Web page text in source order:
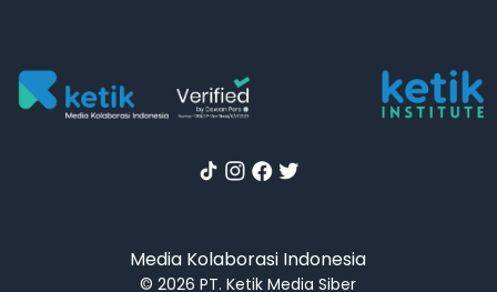
Media Kolaborasi Indonesia
© 2026 PT. Ketik Media Siber